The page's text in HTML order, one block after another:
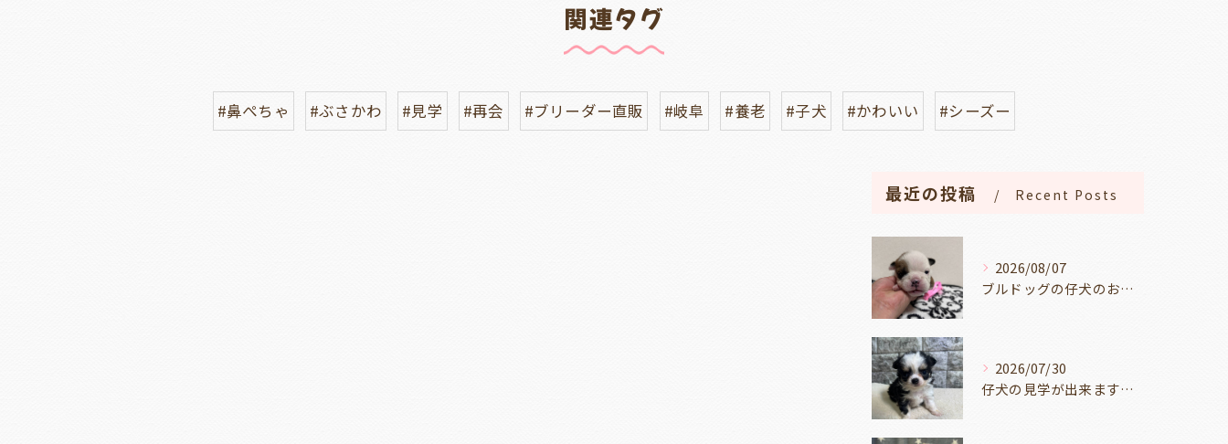
関連タグ
#鼻ぺちゃ #ぶさかわ #見学 #再会 #ブリーダー直販 #岐阜 #養老 #子犬 #かわいい #シーズー
最近の投稿 Recent Posts
2026/08/07
ブルドッグの仔犬のお目目があきました👀💑🐶岐阜県養老町のブリーダーワンダフルパピーです。
2026/07/30
仔犬の見学が出来ます🐶岐阜県養老町のブリーダーワンダフルパピーです。